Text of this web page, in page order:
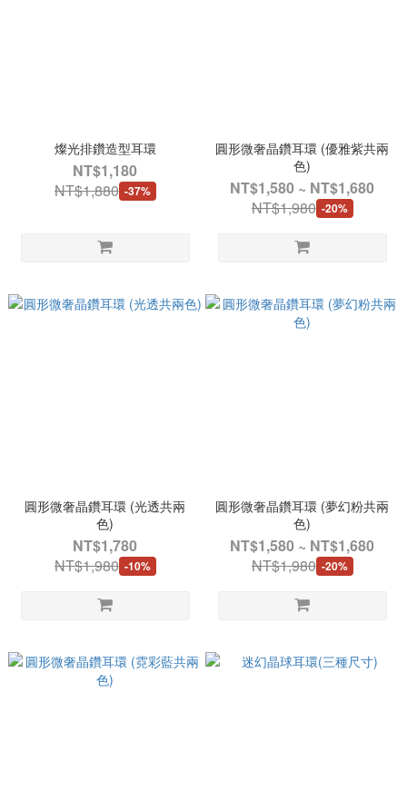
燦光排鑽造型耳環
NT$1,180
NT$1,880 -37%
圓形微奢晶鑽耳環 (優雅紫共兩
色)
NT$1,580 ~ NT$1,680
NT$1,980 -20%
圓形微奢晶鑽耳環 (光透共兩
色)
NT$1,780
NT$1,980 -10%
圓形微奢晶鑽耳環 (夢幻粉共兩
色)
NT$1,580 ~ NT$1,680
NT$1,980 -20%